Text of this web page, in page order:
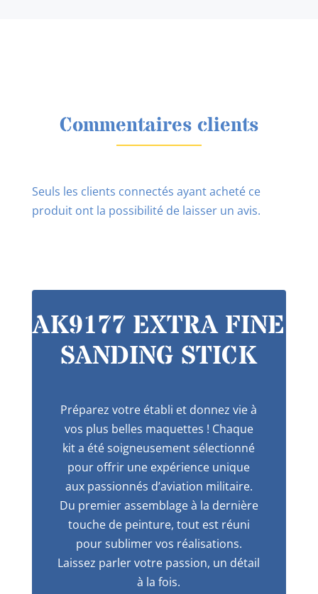
Commentaires clients
Seuls les clients connectés ayant acheté ce
produit ont la possibilité de laisser un avis.
AK9177 EXTRA FINE
SANDING STICK
Préparez votre établi et donnez vie à
vos plus belles maquettes ! Chaque
kit a été soigneusement sélectionné
pour offrir une expérience unique
aux passionnés d’aviation militaire.
Du premier assemblage à la dernière
touche de peinture, tout est réuni
pour sublimer vos réalisations.
Laissez parler votre passion, un détail
à la fois.